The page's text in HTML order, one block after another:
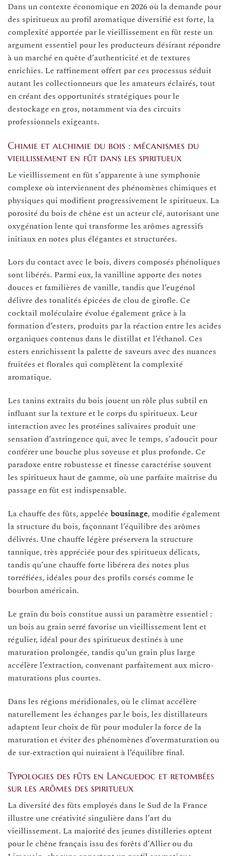
Dans un contexte économique en 2026 où la demande pour
des spiritueux au profil aromatique diversifié est forte, la
complexité apportée par le vieillissement en fût reste un
argument essentiel pour les producteurs désirant répondre
à un marché en quête d’authenticité et de textures
enrichies. Le raffinement offert par ces processus séduit
autant les collectionneurs que les amateurs éclairés, tout
en créant des opportunités stratégiques pour le
destockage en gros, notamment via des circuits
professionnels exigeants.
Chimie et alchimie du bois : mécanismes du
vieillissement en fût dans les spiritueux
Le vieillissement en fût s’apparente à une symphonie
complexe où interviennent des phénomènes chimiques et
physiques qui modifient progressivement le spiritueux. La
porosité du bois de chêne est un acteur clé, autorisant une
oxygénation lente qui transforme les arômes agressifs
initiaux en notes plus élégantes et structurées.
Lors du contact avec le bois, divers composés phénoliques
sont libérés. Parmi eux, la vanilline apporte des notes
douces et familières de vanille, tandis que l’eugénol
délivre des tonalités épicées de clou de girofle. Ce
cocktail moléculaire évolue également grâce à la
formation d’esters, produits par la réaction entre les acides
organiques contenus dans le distillat et l’éthanol. Ces
esters enrichissent la palette de saveurs avec des nuances
fruitées et florales qui complètent la complexité
aromatique.
Les tanins extraits du bois jouent un rôle plus subtil en
influant sur la texture et le corps du spiritueux. Leur
interaction avec les protéines salivaires produit une
sensation d’astringence qui, avec le temps, s’adoucit pour
conférer une bouche plus soyeuse et plus profonde. Ce
paradoxe entre robustesse et finesse caractérise souvent
les spiritueux haut de gamme, où une parfaite maîtrise du
passage en fût est indispensable.
La chauffe des fûts, appelée bousinage, modifie également
la structure du bois, façonnant l’équilibre des arômes
délivrés. Une chauffe légère préservera la structure
tannique, très appréciée pour des spiritueux délicats,
tandis qu’une chauffe forte libérera des notes plus
torréfiées, idéales pour des profils corsés comme le
bourbon américain.
Le grain du bois constitue aussi un paramètre essentiel :
un bois au grain serré favorise un vieillissement lent et
régulier, idéal pour des spiritueux destinés à une
maturation prolongée, tandis qu’un grain plus large
accélère l’extraction, convenant parfaitement aux micro-
maturations plus courtes.
Dans les régions méridionales, où le climat accélère
naturellement les échanges par le bois, les distillateurs
adaptent leur choix de fût pour moduler la force de la
maturation et éviter des phénomènes d’overmaturation ou
de sur-extraction qui nuiraient à l’équilibre final.
Typologies des fûts en Languedoc et retombées
sur les arômes des spiritueux
La diversité des fûts employés dans le Sud de la France
illustre une créativité singulière dans l’art du
vieillissement. La majorité des jeunes distilleries optent
pour le chêne français issu des forêts d’Allier ou du